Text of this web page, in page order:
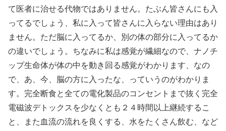
て医者に治せる代物ではありません。たぶん皆さんにも入
ってるでしょう、私に入って皆さんに入らない理由はあり
ません。ただ脳に入ってるか、別の体の部分に入ってるか
の違いでしょう。ちなみに私は感覚が繊細なので、ナノチ
ップ生命体が体の中を動き回る感覚がわかります、なの
で、あ、今、脳の方に入ったな、っていうのがわかりま
す。完全断食と全ての電化製品のコンセントまで抜く完全
電磁波デトックスを少なくとも２４時間以上継続するこ
と、また血流の流れを良くする、水をたくさん飲む、など